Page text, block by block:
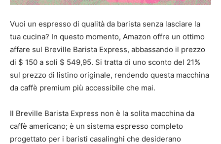
Vuoi un espresso di qualità da barista senza lasciare la
tua cucina? In questo momento, Amazon offre un ottimo
affare sul Breville Barista Express, abbassando il prezzo
di $ 150 a soli $ 549,95. Si tratta di uno sconto del 21%
sul prezzo di listino originale, rendendo questa macchina
da caffè premium più accessibile che mai.
Il Breville Barista Express non è la solita macchina da
caffè americano; è un sistema espresso completo
progettato per i baristi casalinghi che desiderano